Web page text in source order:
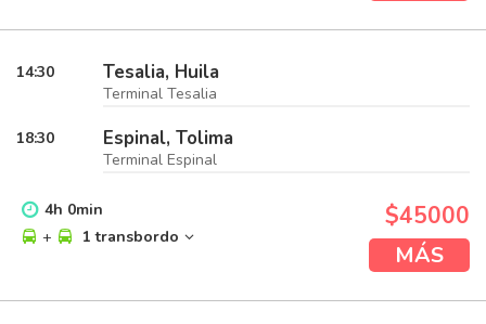
14:30 Tesalia, Huila
Terminal Tesalia
18:30 Espinal, Tolima
Terminal Espinal
4h 0min
+
1 transbordo
$45000
MÁS